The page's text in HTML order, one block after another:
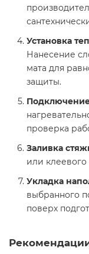
Установка
Нанесение
мата для
защиты.
проверка
Заливка
или
Укладка
выбранного
поверх